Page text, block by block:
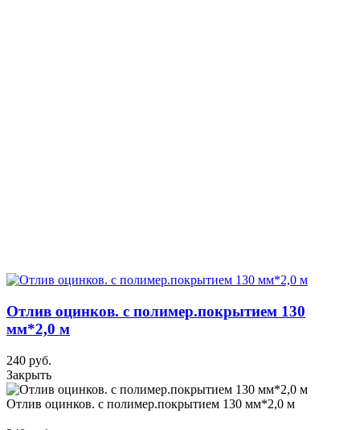
Отлив оцинков. с полимер.покрытием 130
мм*2,0 м
240 руб.
Закрыть
Отлив оцинков. с полимер.покрытием 130 мм*2,0 м